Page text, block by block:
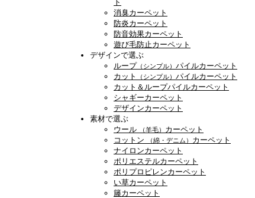
消臭カーペット
防炎カーペット
防音効果カーペット
遊び毛防止カーペット
デザインで選ぶ
ループ （シンプル） パイルカーペット
カット
（シンプル） パイルカーペット
カット＆ループパイルカーペット
シャギーカーペット
デザインカーペット
素材で選ぶ
ウール
（羊毛） カーペット
コットン
（綿・デニム） カーペット
ナイロンカーペット
ポリエステルカーペット
ポリプロピレンカーペット
い草カーペット
籐カーペット